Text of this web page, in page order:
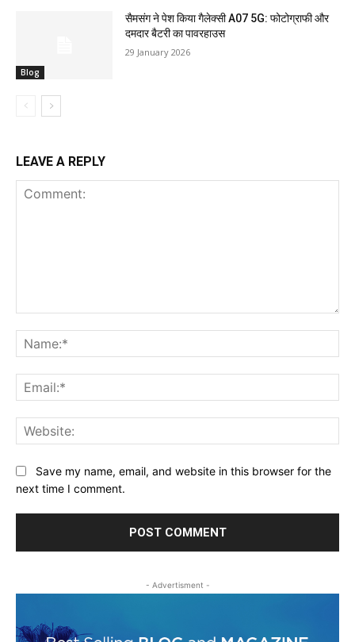
Blog
सैमसंग ने पेश किया गैलेक्सी A07 5G: फोटोग्राफी और
दमदार बैटरी का पावरहाउस
29 January 2026
LEAVE A REPLY
Save my name, email, and website in this browser for the
next time I comment.
- Advertisment -